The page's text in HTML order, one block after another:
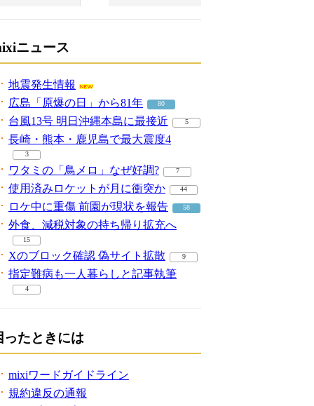
ニュース
地震発生情報
広島「原爆の日」から81年
80
台風13号 明日沖縄本島に最接近 5
長崎・熊本・鹿児島で最大震度4
3
ワタミの「鳥メロ」なぜ好調? 7
使用済みロケットが月に衝突か 44
ロケ中に重傷 前園が現状を報告 58
外食、減税対象の持ち帰り拡充へ
15
Xのブロック確認 偽サイト拡散 9
指定難病も一人暮らしと記事執筆
4
ったときには
mixiワードガイドライン
規約違反の通報